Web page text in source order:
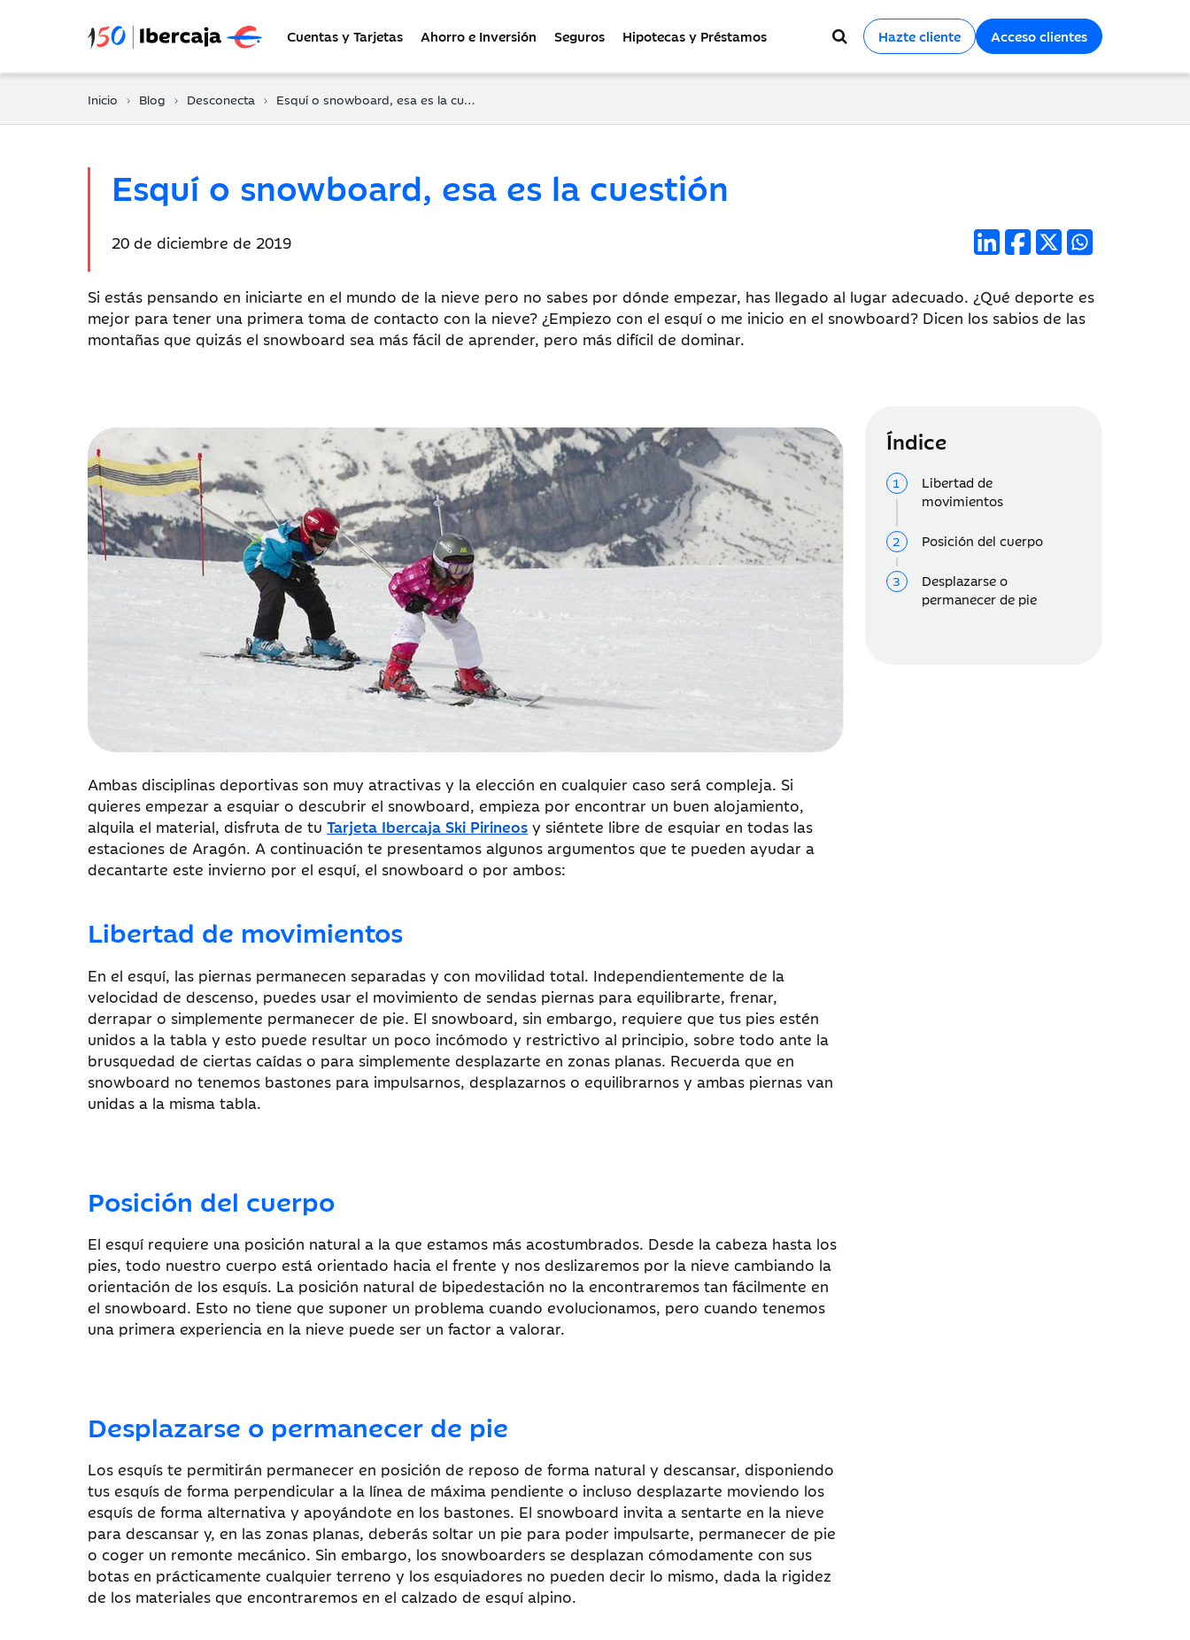
Cuentas y Tarjetas Ahorro e Inversión Seguros Hipotecas y Préstamos Hazte cliente Acceso clientes
Inicio Blog Desconecta Esquí o snowboard, esa es la cuestión
Esquí o snowboard, esa es la cuestión
Fecha
20 de diciembre de 2019
Si estás pensando en iniciarte en el mundo de la nieve pero no sabes por dónde empezar, has llegado al lugar adecuado. ¿Qué deporte es
mejor para tener una primera toma de contacto con la nieve? ¿Empiezo con el esquí o me inicio en el snowboard? Dicen los sabios de las
montañas que quizás el snowboard sea más fácil de aprender, pero más difícil de dominar.
Ambas disciplinas deportivas son muy atractivas y la elección en cualquier caso será compleja. Si
quieres empezar a esquiar o descubrir el snowboard, empieza por encontrar un buen alojamiento,
alquila el material, disfruta de tu Tarjeta Ibercaja Ski Pirineos y siéntete libre de esquiar en todas las
estaciones de Aragón. A continuación te presentamos algunos argumentos que te pueden ayudar a
decantarte este invierno por el esquí, el snowboard o por ambos:
Libertad de movimientos
En el esquí, las piernas permanecen separadas y con movilidad total. Independientemente de la
velocidad de descenso, puedes usar el movimiento de sendas piernas para equilibrarte, frenar,
derrapar o simplemente permanecer de pie. El snowboard, sin embargo, requiere que tus pies estén
unidos a la tabla y esto puede resultar un poco incómodo y restrictivo al principio, sobre todo ante la
brusquedad de ciertas caídas o para simplemente desplazarte en zonas planas. Recuerda que en
snowboard no tenemos bastones para impulsarnos, desplazarnos o equilibrarnos y ambas piernas van
unidas a la misma tabla.
Posición del cuerpo
El esquí requiere una posición natural a la que estamos más acostumbrados. Desde la cabeza hasta los
pies, todo nuestro cuerpo está orientado hacia el frente y nos deslizaremos por la nieve cambiando la
orientación de los esquís. La posición natural de bipedestación no la encontraremos tan fácilmente en
el snowboard. Esto no tiene que suponer un problema cuando evolucionamos, pero cuando tenemos
una primera experiencia en la nieve puede ser un factor a valorar.
Desplazarse o permanecer de pie
Los esquís te permitirán permanecer en posición de reposo de forma natural y descansar, disponiendo
tus esquís de forma perpendicular a la línea de máxima pendiente o incluso desplazarte moviendo los
esquís de forma alternativa y apoyándote en los bastones. El snowboard invita a sentarte en la nieve
para descansar y, en las zonas planas, deberás soltar un pie para poder impulsarte, permanecer de pie
o coger un remonte mecánico. Sin embargo, los snowboarders se desplazan cómodamente con sus
botas en prácticamente cualquier terreno y los esquiadores no pueden decir lo mismo, dada la rigidez
de los materiales que encontraremos en el calzado de esquí alpino.
Índice
Libertad de
movimientos
Posición del cuerpo
Desplazarse o
permanecer de pie